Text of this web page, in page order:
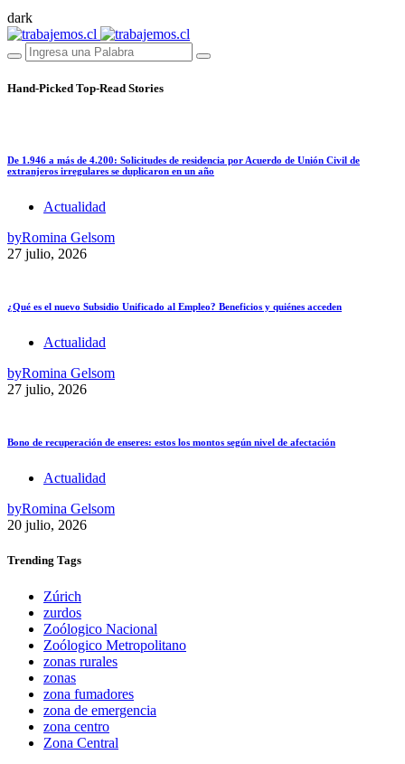
dark
Hand-Picked Top-Read Stories
De 1.946 a más de 4.200: Solicitudes de residencia por Acuerdo de Unión Civil de
extranjeros irregulares se duplicaron en un año
Actualidad
byRomina Gelsom
27 julio, 2026
¿Qué es el nuevo Subsidio Unificado al Empleo? Beneficios y quiénes acceden
Actualidad
byRomina Gelsom
27 julio, 2026
Bono de recuperación de enseres: estos los montos según nivel de afectación
Actualidad
byRomina Gelsom
20 julio, 2026
Trending Tags
Zúrich
zurdos
Zoólogico Nacional
Zoólogico Metropolitano
zonas rurales
zonas
zona fumadores
zona de emergencia
zona centro
Zona Central